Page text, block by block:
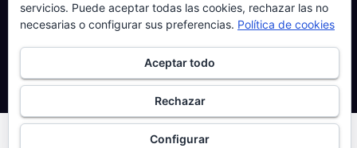
Guaje Visuals.
Política de privacidad
Política de cookies
Más información sobre las cookies
servicios. Puede aceptar todas las cookies, rechazar las no
necesarias o configurar sus preferencias. Política de cookies
Aceptar todo
Rechazar
Configurar